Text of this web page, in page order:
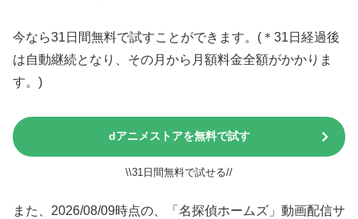
今なら31日間無料で試すことができます。(＊31日経過後
は自動継続となり、その月から月額料金全額がかかりま
す。)
dアニメストアを無料で試す
\\31日間無料で試せる//
また、2026/08/09時点の、「名探偵ホームズ」動画配信サ